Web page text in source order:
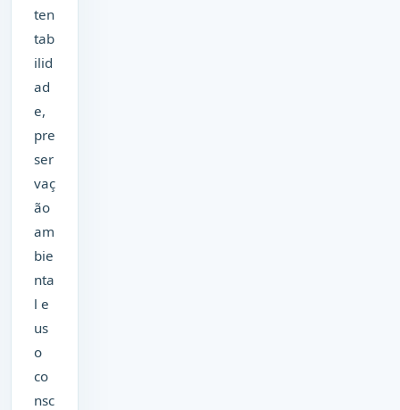
ten
tab
ilid
ad
e,
pre
ser
vaç
ão
am
bie
nta
l e
us
o
co
nsc